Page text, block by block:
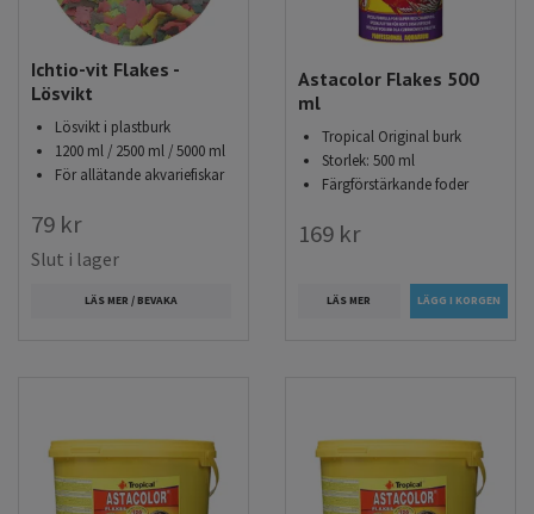
Ichtio-vit Flakes -
Lösvikt
Lösvikt i plastburk
1200 ml / 2500 ml / 5000 ml
För allätande akvariefiskar
79 kr
Slut i lager
LÄS MER / BEVAKA
Astacolor Flakes 500
ml
Tropical Original burk
Storlek: 500 ml
Färgförstärkande foder
169 kr
LÄS MER